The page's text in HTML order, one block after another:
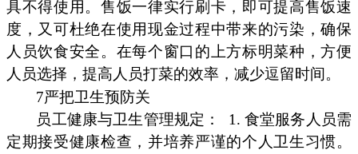
具不得使用。售饭一律实行刷卡，即可提高售饭速
度，又可杜绝在使用现金过程中带来的污染，确保
人员饮食安全。在每个窗口的上方标明菜种，方便
人员选择，提高人员打菜的效率，减少逗留时间。
7严把卫生预防关
员工健康与卫生管理规定：
1. 食堂服务人员需
定期接受健康检查，并培养严谨的个人卫生习惯。